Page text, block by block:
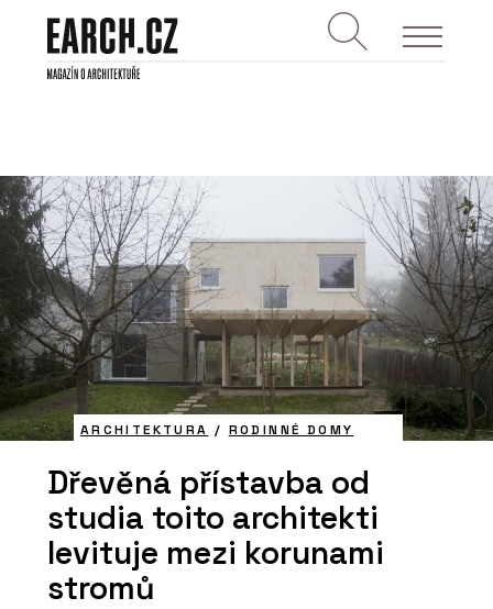
ARCHITEKTURA / RODINNÉ DOMY
Dřevěná přístavba od
studia toito architekti
levituje mezi korunami
stromů